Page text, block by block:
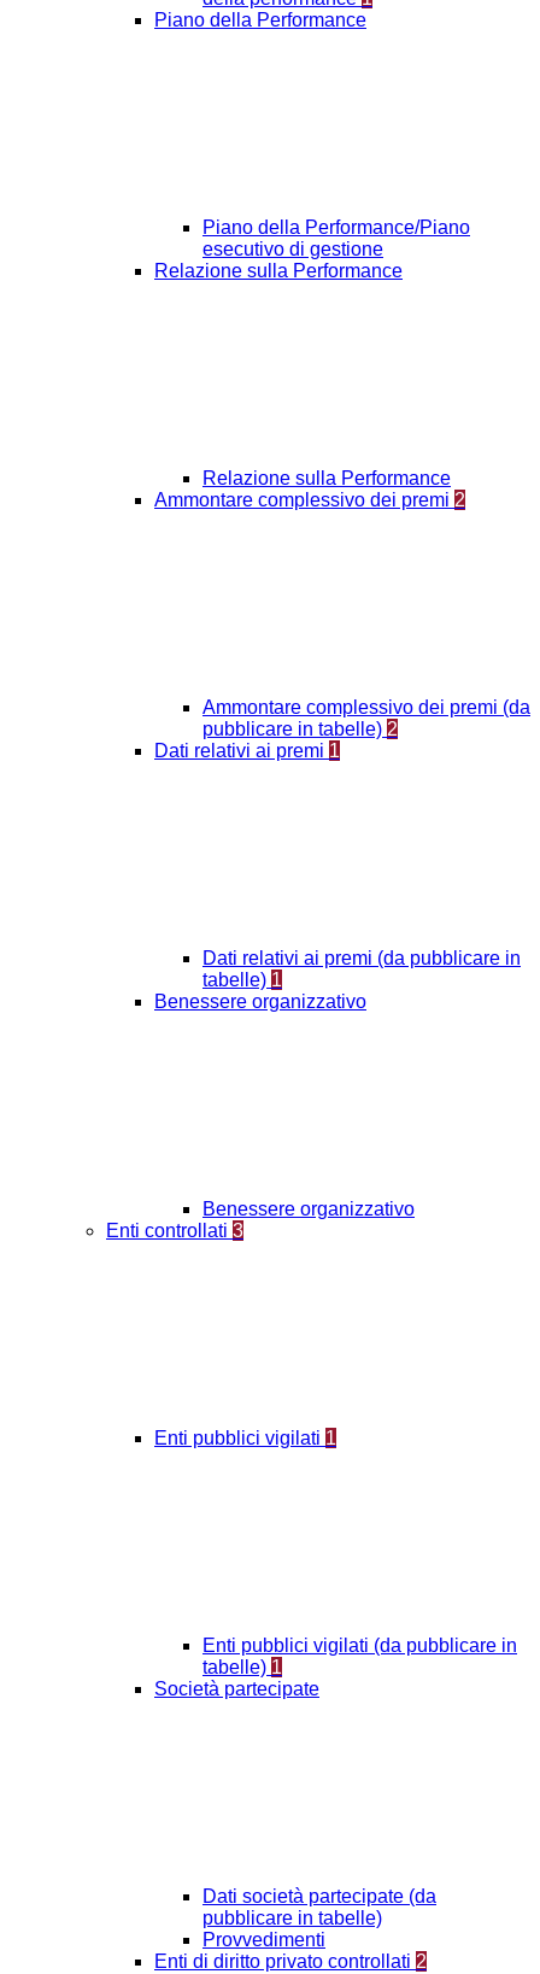
Piano della Performance
Piano della Performance/Piano
esecutivo di gestione
Relazione sulla Performance
Relazione sulla Performance
Ammontare complessivo dei premi 2
Ammontare complessivo dei premi (da
pubblicare in tabelle) 2
Dati relativi ai premi 1
Dati relativi ai premi (da pubblicare in
tabelle) 1
Benessere organizzativo
Benessere organizzativo
Enti controllati 3
Enti pubblici vigilati 1
Enti pubblici vigilati (da pubblicare in
tabelle) 1
Società partecipate
Dati società partecipate (da
pubblicare in tabelle)
Provvedimenti
Enti di diritto privato controllati 2